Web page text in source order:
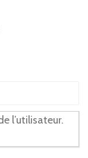
l’utilisateur.